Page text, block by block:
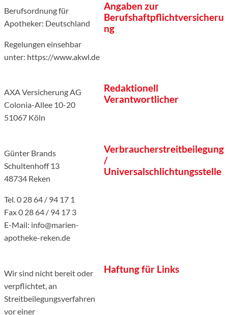
Berufsordnung für
Apotheker: Deutschland
Regelungen einsehbar
unter: https://www.akwl.de
Angaben zur
Berufshaftpflichtversicheru
ng
AXA Versicherung AG
Colonia-Allee 10-20
51067 Köln
Redaktionell
Verantwortlicher
Günter Brands
Schultenhoff 13
48734 Reken
Tel. 0 28 64 / 94 17 1
Fax 0 28 64 / 94 17 3
E-Mail: info@marien-
apotheke-reken.de
Verbraucherstreitbeilegung
/
Universalschlichtungsstelle
Wir sind nicht bereit oder
verpflichtet, an
Streitbeilegungsverfahren
vor einer
Haftung für Links